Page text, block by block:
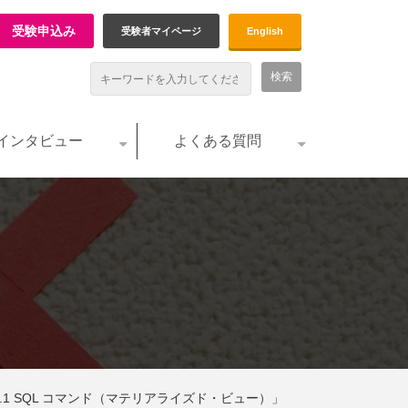
受験申込み 受験者マイページ English
ンタビュー よくある質問
SQL コマンド（マテリアライズド・ビュー）」